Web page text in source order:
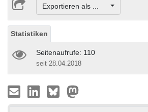
Exportieren als ...
Statistiken
Seitenaufrufe: 110
seit 28.04.2018